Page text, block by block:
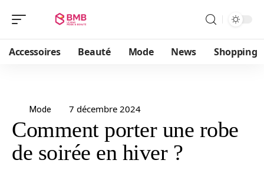
Accessoires Beauté Mode News Shopping
Mode 7 décembre 2024
Comment porter une robe
de soirée en hiver ?